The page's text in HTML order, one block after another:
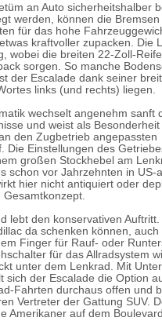
an Auto sicherheitshalber
werden, können die Bremsen
für das hohe
kraftvoller zupacken. Die
wobei die breiten 22-Zoll-
sorgen. So manche
der Escalade dank seiner
links (und rechts) liegen.
wechselt angenehm sanft
und weist als Besonderheit
den Zugbetrieb angepassten
Die Einstellungen des
großen Stockhebel am
schon vor Jahrzehnten in US-
hier nicht antiquiert oder
lebt den konservativen
da schenken können,
Finger für Rauf- oder
für das Allradsystem
unter dem Lenkrad. Mit
sich der Escalade die Option
Fahrten durchaus offen und
Vertreter der Gattung SUV.
Amerikaner auf dem